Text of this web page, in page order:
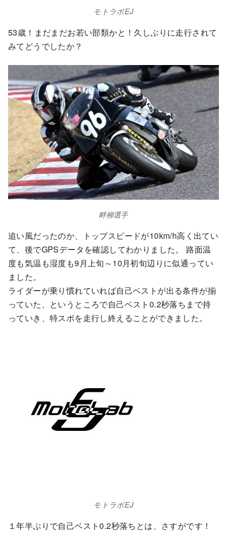
モトラボEJ
53歳！まだまだお若い部類かと！久しぶりに走行されて
みてどうでしたか？
畔柳選手
追い風だったのか、トップスピードが10km/h高く出てい
て、後でGPSデータを確認してわかりました。 路面温
度も気温も湿度も9月上旬～10月初旬辺りに似通ってい
ました。
ライダーが乗り慣れていれば自己ベストが出る条件が揃
っていた、というところで自己ベスト0.2秒落ちまで持
っていき、特スポを走行し終えることができました。
モトラボEJ
１年半ぶりで自己ベスト0.2秒落ちとは、さすがです！